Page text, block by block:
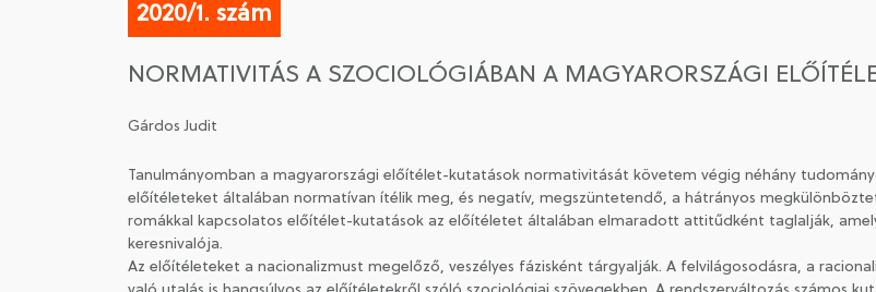
2020/1. szám
NORMATIVITÁS A SZOCIOLÓGIÁBAN A MAGYARORSZÁGI
Gárdos Judit
Tanulmányomban a magyarországi előítélet-kutatások normativitását követem végig néhány
előítéleteket általában normatívan ítélik meg, és negatív, megszüntetendő, a hátrányos
romákkal kapcsolatos előítélet-kutatások az előítéletet általában elmaradott attitűdként taglalják,
keresnivalója.
Az előítéleteket a nacionalizmust megelőző, veszélyes fázisként tárgyalják. A felvilágosodásra, a